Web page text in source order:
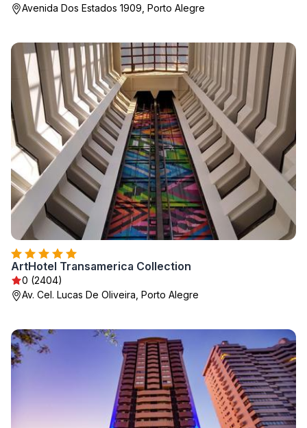
Avenida Dos Estados 1909, Porto Alegre
ArtHotel Transamerica Collection
0 (2404)
Av. Cel. Lucas De Oliveira, Porto Alegre